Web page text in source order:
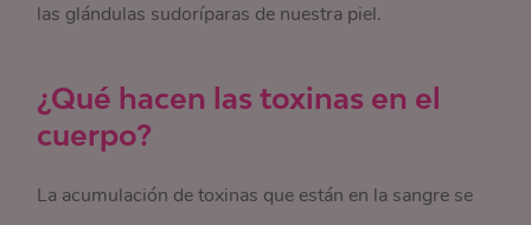
las glándulas sudoríparas de nuestra piel.
¿Qué hacen las toxinas en el
cuerpo?
La acumulación de toxinas que están en la sangre se